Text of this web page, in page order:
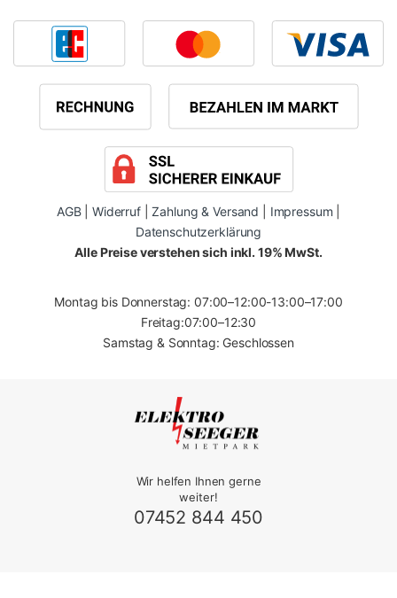
AGB| Widerruf|Zahlung & Versand Impressum
Datenschutzerklärung
Alle Preise verstehen sich inkl. 19% MwSt.
Montag bis Donnerstag: 07:00–12:00-13:00–17:00
Freitag:07:00–12:30
Samstag & Sonntag: Geschlossen
Wir helfen Ihnen gerne
weiter!
07452 844 450